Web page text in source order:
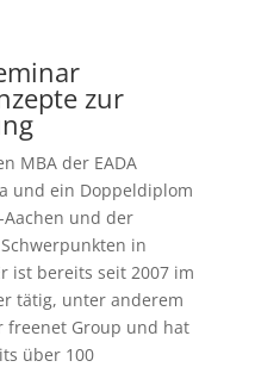
zur
MBA der EADA
und ein Doppeldiplom
und der
in
ist bereits seit 2007 im
tätig, unter anderem
freenet Group und hat
über 100